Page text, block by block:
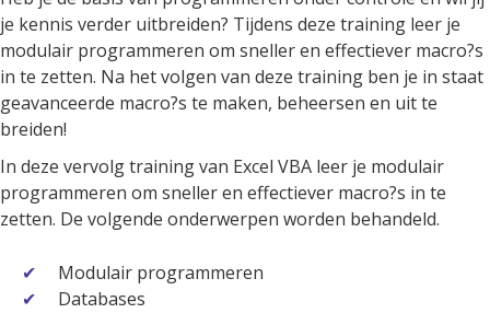
je kennis verder uitbreiden? Tijdens deze training leer je
modulair programmeren om sneller en effectiever macro?s
in te zetten. Na het volgen van deze training ben je in staat
geavanceerde macro?s te maken, beheersen en uit te
breiden!
In deze vervolg training van Excel VBA leer je modulair
programmeren om sneller en effectiever macro?s in te
zetten. De volgende onderwerpen worden behandeld.
Modulair programmeren
Databases